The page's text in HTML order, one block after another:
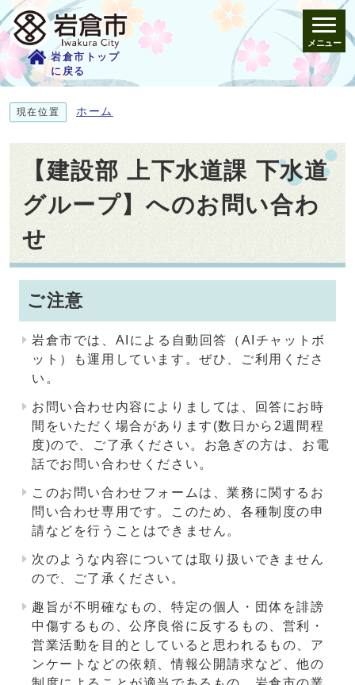
岩倉市トップ
に戻る
メニュー
現在位置 ホーム
【建設部 上下水道課 下水道
グループ】へのお問い合わ
せ
ご注意
岩倉市では、AIによる自動回答（AIチャットボ
ット）も運用しています。ぜひ、ご利用くださ
い。
お問い合わせ内容によりましては、回答にお時
間をいただく場合があります(数日から2週間程
度)ので、ご了承ください。お急ぎの方は、お電
話でお問い合わせください。
このお問い合わせフォームは、業務に関するお
問い合わせ専用です。このため、各種制度の申
請などを行うことはできません。
次のような内容については取り扱いできません
ので、ご了承ください。
趣旨が不明確なもの、特定の個人・団体を誹謗
中傷するもの、公序良俗に反するもの、営利・
営業活動を目的としていると思われるもの、ア
ンケートなどの依頼、情報公開請求など、他の